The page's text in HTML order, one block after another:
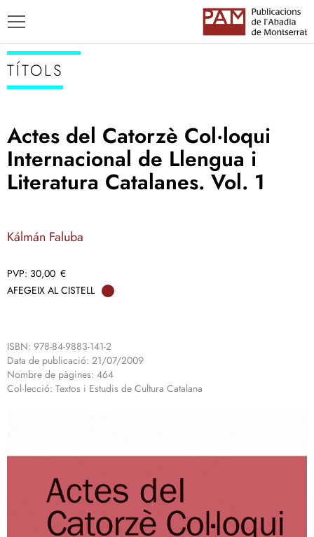
TÍTOLS
AUTORS
ENSENYAMENT CATALÀ
TÍTOLS
Actes del Catorzè Col·loqui
Internacional de Llengua i
Literatura Catalanes. Vol. 1
Kálmán Faluba
30,00 €
AFEGEIX AL CISTELL
ISBN: 978-84-9883-141-2
Data de publicació: 21/07/2009
Nombre de pàgines: 464
Col·lecció: Textos i Estudis de Cultura Catalana